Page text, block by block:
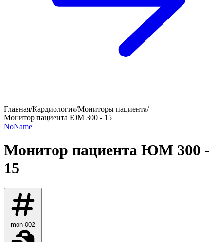
Главная/Кардиология/Мониторы пациента/
Монитор пациента ЮМ 300 - 15
NoName
Монитор пациента ЮМ 300 -
15
mon-002